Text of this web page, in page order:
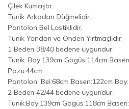
Çilek Kumaştır.
Tunik Arkadan Düğmelidir.
Pantolon Bel Lastiklidir.
Tunik Yandan ve Önden Yırtmaçlıdır.
1 Beden 38/40 bedene uygundur.
Tunik: Boy:139cm Gögüs:114cm
Pazu:44cm
Pantolon: Bel:68cm Basen:122cm
2 Beden 42/44 bedene uygundur.
Tunik:Boy:139cm Gögüs:118cm